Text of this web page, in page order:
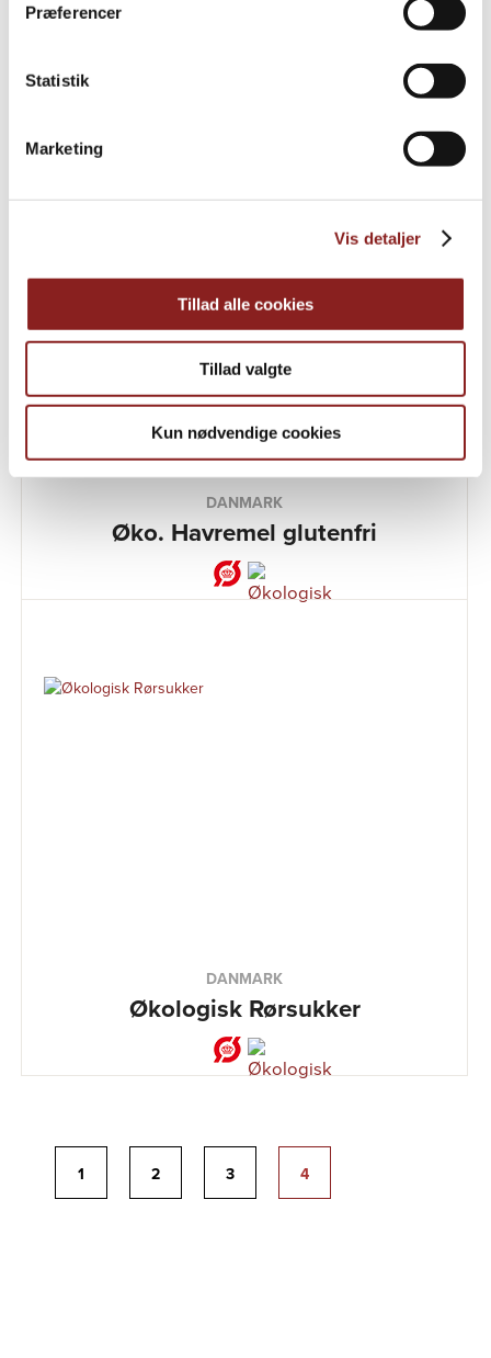
Præferencer
Statistik
Marketing
Vis detaljer
Tillad alle cookies
Tillad valgte
Kun nødvendige cookies
DANMARK
Øko. Havremel glutenfri
DANMARK
Økologisk Rørsukker
1 2 3 4